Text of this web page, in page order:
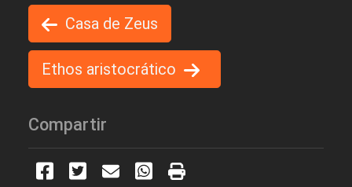
Casa de Zeus
Ethos aristocrático
Compartir